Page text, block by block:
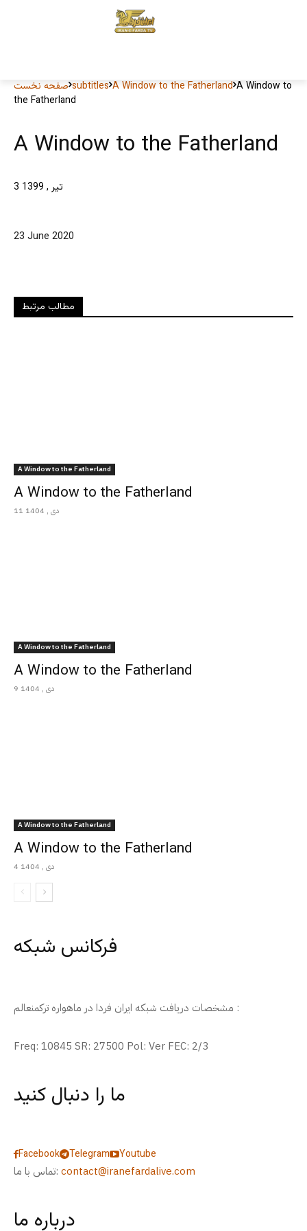
صفحه نخست subtitles A Window to the Fatherland A Window to
the Fatherland
A Window to the Fatherland
3 تیر , 1399
23 June 2020
مطالب مرتبط
A Window to the Fatherland
A Window to the Fatherland
11 دی , 1404
A Window to the Fatherland
A Window to the Fatherland
9 دی , 1404
A Window to the Fatherland
A Window to the Fatherland
4 دی , 1404
فرکانس شبکه
مشخصات دریافت شبکه ایران فردا در ماهواره ترکمنعالم :
Freq: 10845 SR: 27500 Pol: Ver FEC: 2/3
ما را دنبال کنید
Facebook Telegram
Youtube
تماس با ما: contact@iranefardalive.com
درباره ما